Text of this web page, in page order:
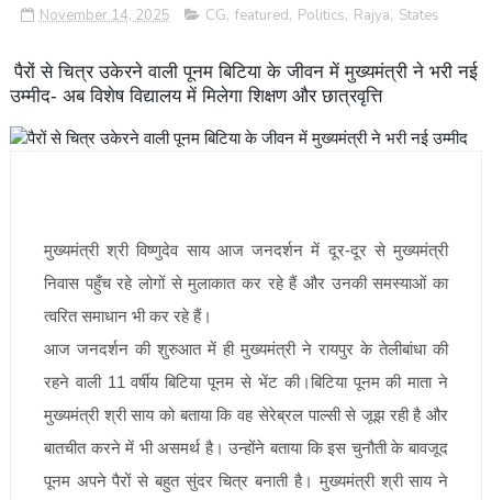
November 14, 2025 CG, featured, Politics, Rajya, States
पैरों से चित्र उकेरने वाली पूनम बिटिया के जीवन में मुख्यमंत्री ने भरी नई
उम्मीद- अब विशेष विद्यालय में मिलेगा शिक्षण और छात्रवृत्ति
मुख्यमंत्री श्री विष्णुदेव साय आज जनदर्शन में दूर-दूर से मुख्यमंत्री
निवास पहुँच रहे लोगों से मुलाकात कर रहे हैं और उनकी समस्याओं का
त्वरित समाधान भी कर रहे हैं।
आज जनदर्शन की शुरुआत में ही मुख्यमंत्री ने रायपुर के तेलीबांधा की
रहने वाली 11 वर्षीय बिटिया पूनम से भेंट की।बिटिया पूनम की माता ने
मुख्यमंत्री श्री साय को बताया कि वह सेरेब्रल पाल्सी से जूझ रही है और
बातचीत करने में भी असमर्थ है। उन्होंने बताया कि इस चुनौती के बावजूद
पूनम अपने पैरों से बहुत सुंदर चित्र बनाती है। मुख्यमंत्री श्री साय ने